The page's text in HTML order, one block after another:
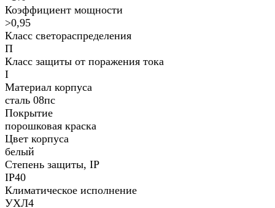
Коэффициент мощности
>0,95
Класс светораспределения
П
Класс защиты от поражения тока
I
Материал корпуса
сталь 08пс
Покрытие
порошковая краска
Цвет корпуса
белый
Степень защиты, IP
IP40
Климатическое исполнение
УХЛ4